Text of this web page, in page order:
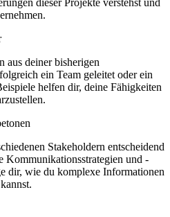
aus deiner bisherigen
ein Team geleitet oder ein
helfen dir, deine Fähigkeiten
Stakeholdern entscheidend
Kommunikationsstrategien und -
dir, wie du komplexe Informationen